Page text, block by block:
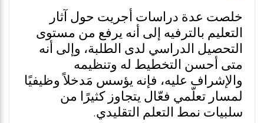
خلصت عدة دراسات أجريت حول آثار
التعليم بالترفيه إلى أنه يرفع من مستوى
التحصيل الدراسي لدى الطلبة، وإلى أنه
متى أحسن التخطيط له وتنظيمه
والإشراف عليه، فإنه يؤسس مَدخلاً وظيفيًا
لمسار تعلّمي فعّال يتجاوز كثيرًا من
سلبيات نمط التعلم التقليدي.